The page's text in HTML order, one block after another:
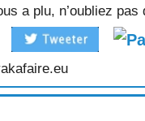
a plu, n’oubliez pas